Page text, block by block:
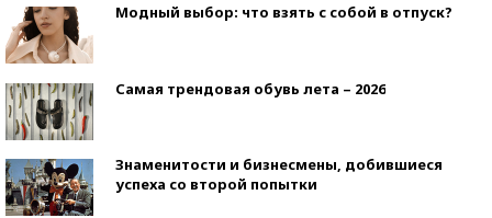
Модный выбор: что взять с собой в отпуск?
Самая трендовая обувь лета – 2026
Знаменитости и бизнесмены, добившиеся
успеха со второй попытки